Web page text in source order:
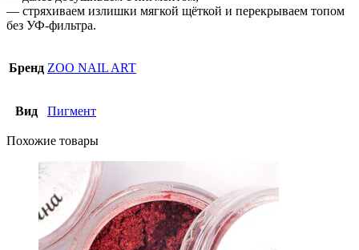
— стряхиваем излишки мягкой щёткой и перекрываем топом
без УФ-фильтра.
Бренд ZOO NAIL ART
Вид Пигмент
Похожие товары